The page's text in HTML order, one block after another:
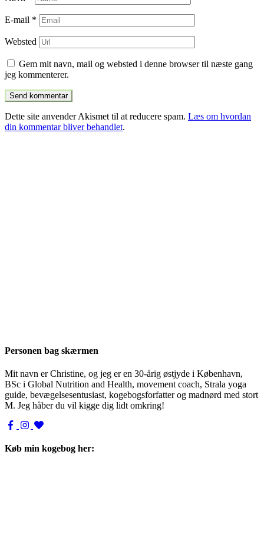
E-mail *
Websted
Gem mit navn, mail og websted i denne browser til næste gang
jeg kommenterer.
Dette site anvender Akismet til at reducere spam. Læs om hvordan
din kommentar bliver behandlet.
Personen bag skærmen
Mit navn er Christine, og jeg er en 30-årig østjyde i København,
BSc i Global Nutrition and Health, movement coach, Strala yoga
guide, bevægelsesentusiast, kogebogsforfatter og madnørd med stort
M. Jeg håber du vil kigge dig lidt omkring!
Køb min kogebog her: